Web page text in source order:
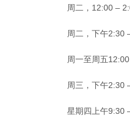
周二，12:00 –
周二，下午2:30
周一至周五
周三，下午2:30
星期四上午9:30